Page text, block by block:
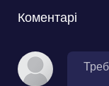
Коментарі